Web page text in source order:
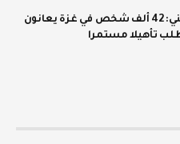
الإحصاء الفلسطيني: 42 ألف شخص في غزة يعانون
تأهيلا مستمرا